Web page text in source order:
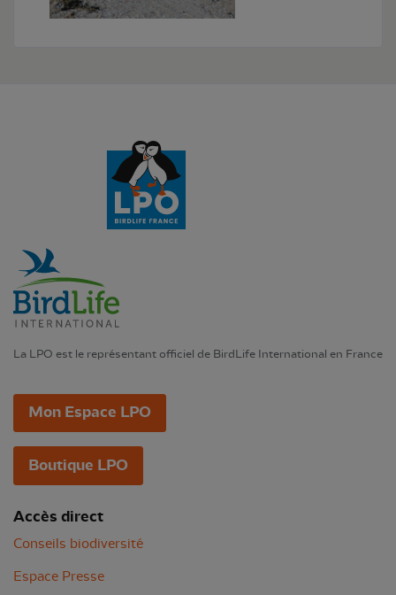
La LPO est le représentant officiel de BirdLife International en France
Mon Espace LPO
Boutique LPO
Accès direct
Conseils biodiversité
Espace Presse